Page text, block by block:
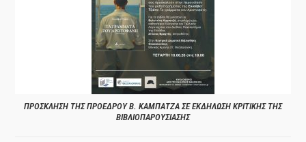
ΠΡΟΣΚΛΗΣΗ ΤΗΣ ΠΡΟΕΔΡΟΥ Β. ΚΑΜΠΑΤΖΑ ΣΕ ΕΚΔΗΛΩΣΗ ΚΡΙΤΙΚΗΣ ΤΗΣ
ΒΙΒΛΙΟΠΑΡΟΥΣΙΑΣΗΣ